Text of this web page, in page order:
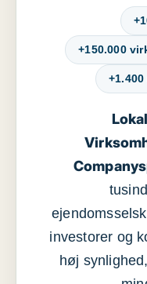
+150.000
investorer og
høj